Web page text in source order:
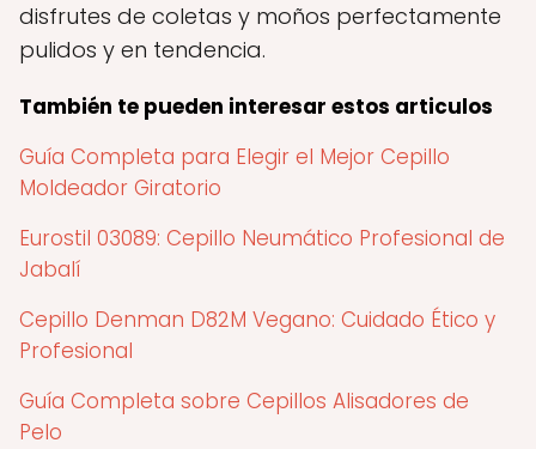
disfrutes de coletas y moños perfectamente
pulidos y en tendencia.
También te pueden interesar estos articulos
Guía Completa para Elegir el Mejor Cepillo
Moldeador Giratorio
Eurostil 03089: Cepillo Neumático Profesional de
Jabalí
Cepillo Denman D82M Vegano: Cuidado Ético y
Profesional
Guía Completa sobre Cepillos Alisadores de
Pelo